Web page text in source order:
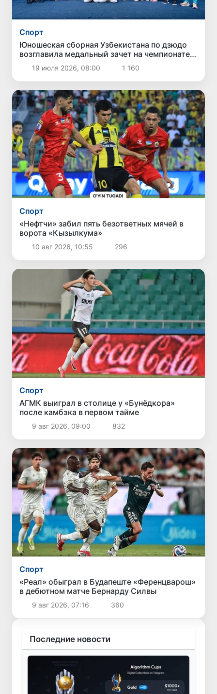
Спорт
Юношеская сборная Узбекистана по дзюдо
возглавила медальный зачет на чемпионате
Азии19 июля 2026, 08:00 1 160
Спорт
«Нефтчи» забил пять безответных мячей в
ворота «Кызылкума»
10 авг 2026, 10:55 296
Спорт
АГМК выиграл в столице у «Бунёдкора»
после камбэка в первом тайме
9 авг 2026, 09:00 832
Спорт
«Реал» обыграл в Будапеште «Ференцварош»
в дебютном матче Бернарду Силвы
9 авг 2026, 07:16 360
Последние новости